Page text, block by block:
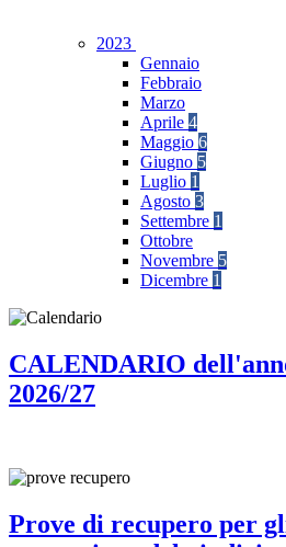
2023
Gennaio
Febbraio
Marzo
Aprile 4
Maggio 6
Giugno 5
Luglio 1
Agosto 3
Settembre 1
Ottobre
Novembre 5
Dicembre 1
CALENDARIO
2026/27
Prove di recupero per